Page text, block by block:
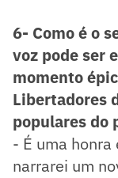
6- Como é o
voz pode ser
momento
Libertadores
populares do
- É uma honra
narrarei um